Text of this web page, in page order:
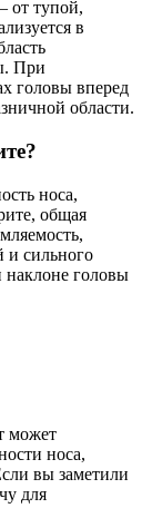
от тупой,
в
При
головы вперед
области.
носа,
общая
и сильного
наклоне головы
может
носа,
вы заметили
для